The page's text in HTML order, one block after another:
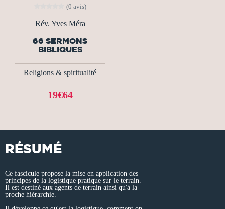
(0 avis)
Rév. Yves Méra
66 SERMONS
BIBLIQUES
Religions & spiritualité
19€64
RÉSUMÉ
Ce fascicule propose la mise en application des
principes de la logistique pratique sur le terrain.
Il est destiné aux agents de terrain ainsi qu'à la
proche hiérarchie.